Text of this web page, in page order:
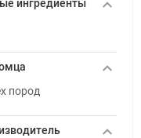
ингредиенты
пород